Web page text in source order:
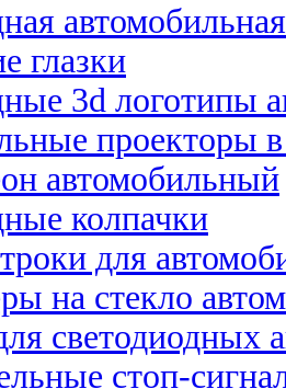
глазки
3d логотипы
проекторы
автомобильный
колпачки
для
на стекло
светодиодных
стоп-